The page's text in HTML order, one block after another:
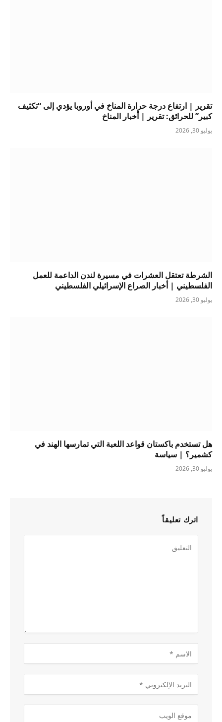
تقرير | ارتفاع درجة حرارة المناخ في أوروبا يؤدي إلى “تكثيف
كبير” للحرائق: تقرير | أخبار المناخ
يوليو 30, 2026
الشرطة تعتقل العشرات في مسيرة لندن الداعمة للعمل
الفلسطيني | أخبار الصراع الإسرائيلي الفلسطيني
يوليو 30, 2026
هل تستخدم باكستان قواعد اللعبة التي تمارسها الهند في
كشمير؟ | سياسة
يوليو 30, 2026
اترك تعليقاً